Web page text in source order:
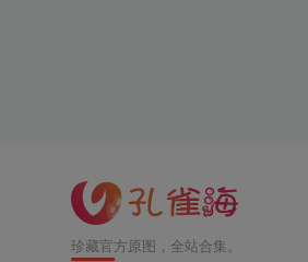
珍藏官方原图，全站合集。